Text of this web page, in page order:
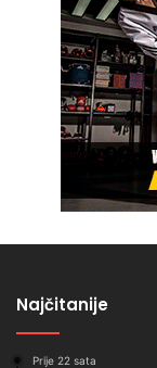
Najčitanije
Prije 22 sata